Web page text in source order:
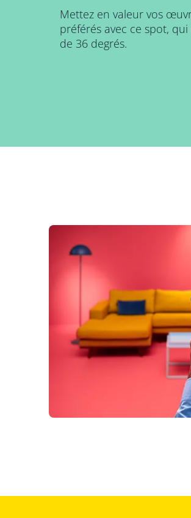
Mettez en valeur vos
préférés avec ce spot,
de 36 degrés.